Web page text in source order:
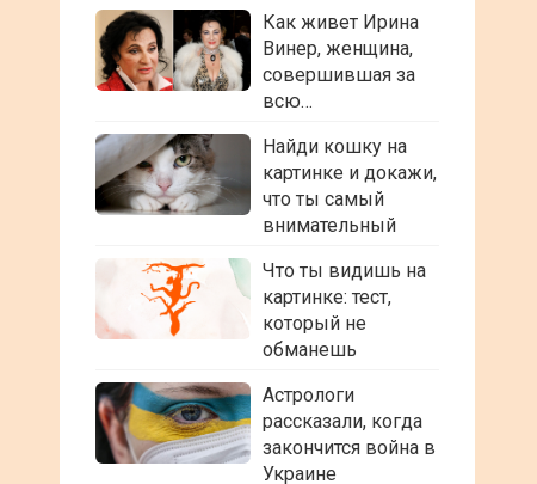
Как живет Ирина
Винер, женщина,
совершившая за
всю…
Найди кошку на
картинке и докажи,
что ты самый
внимательный
Что ты видишь на
картинке: тест,
который не
обманешь
Астрологи
рассказали, когда
закончится война в
Украине